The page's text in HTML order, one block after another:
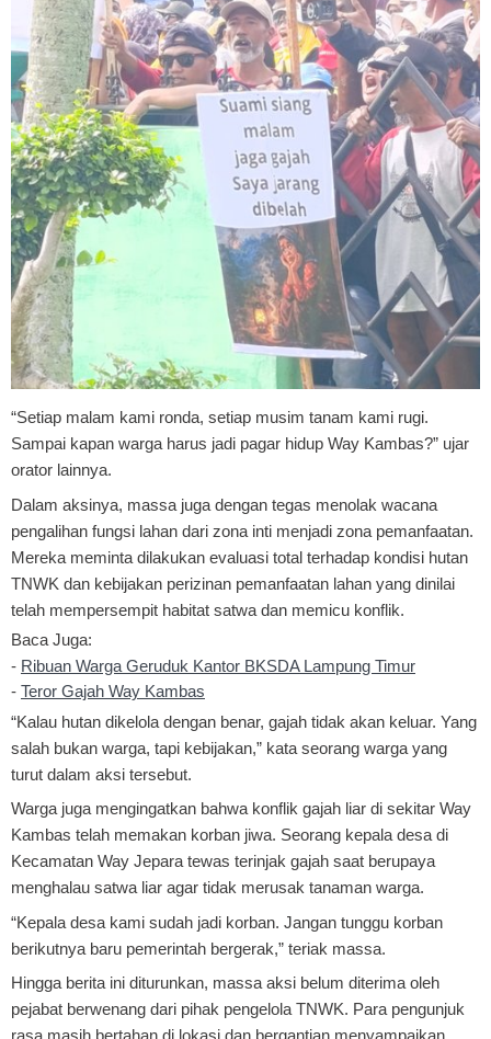
“Setiap malam kami ronda, setiap musim tanam kami rugi.
Sampai kapan warga harus jadi pagar hidup Way Kambas?” ujar
orator lainnya.
Dalam aksinya, massa juga dengan tegas menolak wacana
pengalihan fungsi lahan dari zona inti menjadi zona pemanfaatan.
Mereka meminta dilakukan evaluasi total terhadap kondisi hutan
TNWK dan kebijakan perizinan pemanfaatan lahan yang dinilai
telah mempersempit habitat satwa dan memicu konflik.
Baca Juga:
- Ribuan Warga Geruduk Kantor BKSDA Lampung Timur
- Teror Gajah Way Kambas
“Kalau hutan dikelola dengan benar, gajah tidak akan keluar. Yang
salah bukan warga, tapi kebijakan,” kata seorang warga yang
turut dalam aksi tersebut.
Warga juga mengingatkan bahwa konflik gajah liar di sekitar Way
Kambas telah memakan korban jiwa. Seorang kepala desa di
Kecamatan Way Jepara tewas terinjak gajah saat berupaya
menghalau satwa liar agar tidak merusak tanaman warga.
“Kepala desa kami sudah jadi korban. Jangan tunggu korban
berikutnya baru pemerintah bergerak,” teriak massa.
Hingga berita ini diturunkan, massa aksi belum diterima oleh
pejabat berwenang dari pihak pengelola TNWK. Para pengunjuk